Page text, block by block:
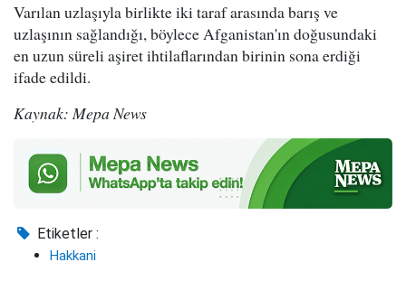
Varılan uzlaşıyla birlikte iki taraf arasında barış ve
uzlaşının sağlandığı, böylece Afganistan'ın doğusundaki
en uzun süreli aşiret ihtilaflarından birinin sona erdiği
ifade edildi.
Kaynak: Mepa News
Etiketler :
Hakkani